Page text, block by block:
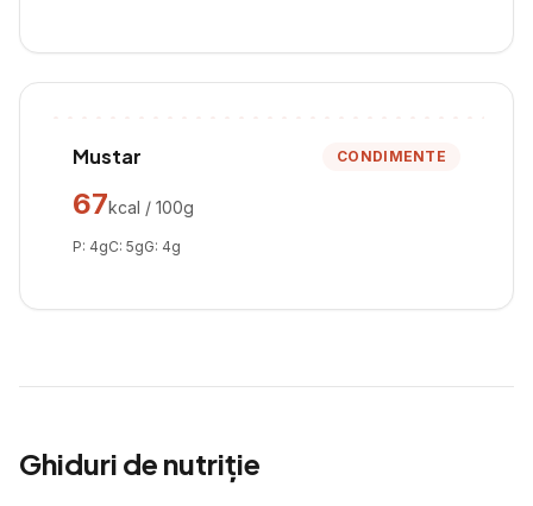
Mustar CONDIMENTE
67kcal / 100g
P: 4gC: 5gG: 4g
Ghiduri de nutriție